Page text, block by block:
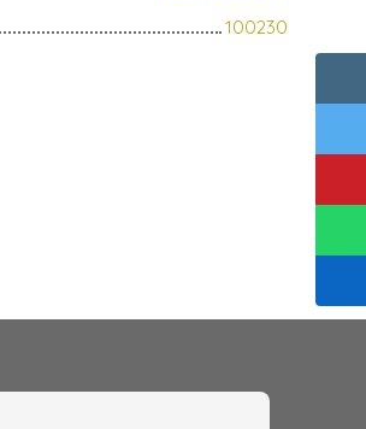
100230